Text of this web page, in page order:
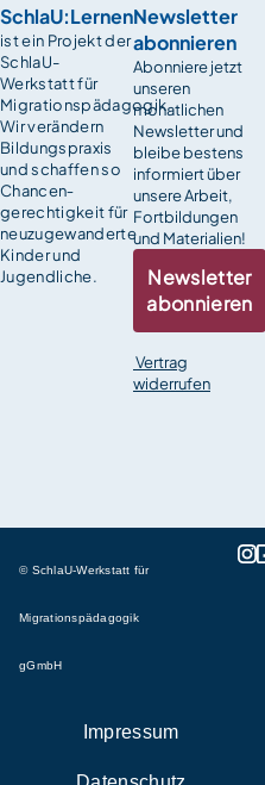
SchlaU:Lernen
ist ein Projekt der
SchlaU-
Werkstatt für
Migrationspädagogik.
Wir verändern
Bildungspraxis
und schaffen so
Chancen­
gerechtigkeit für
neuzugewanderte
Kinder und
Jugendliche.
Newsletter
abonnieren
Abonniere jetzt
unseren
monatlichen
Newsletter und
bleibe bestens
informiert über
unsere Arbeit,
Fortbildungen
und Materialien!
Newsletter
abonnieren
Vertrag
widerrufen
© SchlaU-Werkstatt für
Migrationspädagogik
gGmbH
Impressum